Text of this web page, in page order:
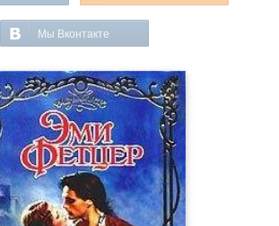
Мы Вконтакте